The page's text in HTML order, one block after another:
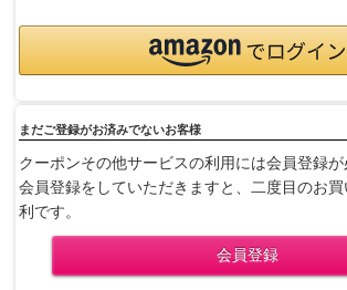
まだご登録がお済みでないお客様
クーポンその他サービスの利用には会員登録が
会員登録をしていただきますと、二度目のお
利です。